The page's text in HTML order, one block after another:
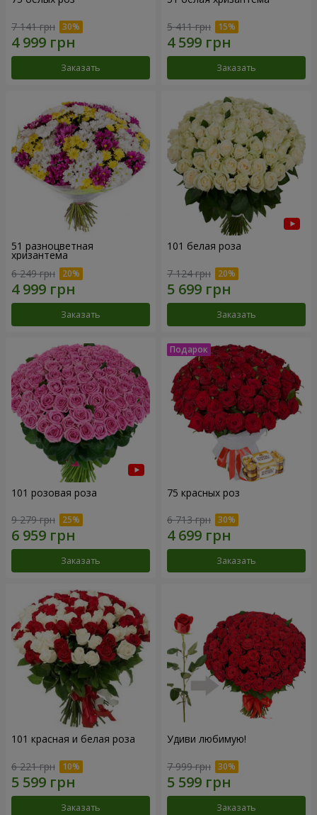
7 141 грн
Заказать
5 411 грн
Заказать
51 разноцветная
хризантема
6 249 грн
Заказать
101 белая роза
7 124 грн
Заказать
101 розовая роза
9 279 грн
Заказать
75 красных роз
6 713 грн
Заказать
101 красная и белая роза
6 221 грн
Заказать
Удиви любимую!
7 999 грн
Заказать